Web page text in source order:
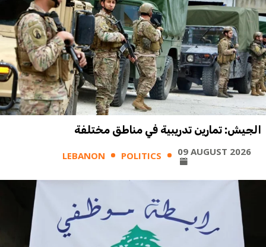
الجيش: تمارين تدريبية في مناطق مختلفة
LEBANON POLITICS 09 AUGUST 2026